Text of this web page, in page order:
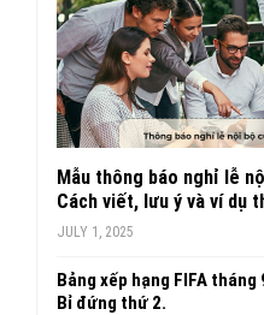
Mẫu thông báo nghỉ lễ
Cách viết, lưu ý và ví dụ
JULY 1, 2025
Bảng xếp hạng FIFA
Bỉ đứng thứ 2.